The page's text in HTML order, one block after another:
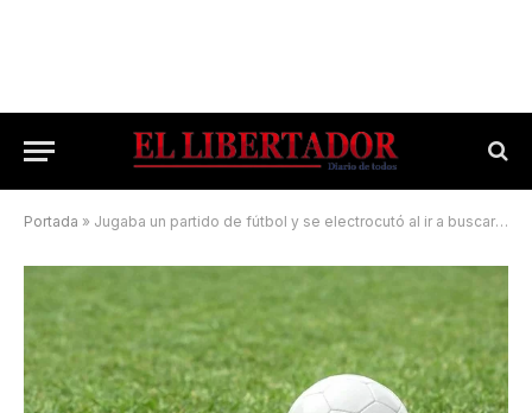
Portada » Jugaba un partido de fútbol y se electrocutó al ir a buscar la pelota